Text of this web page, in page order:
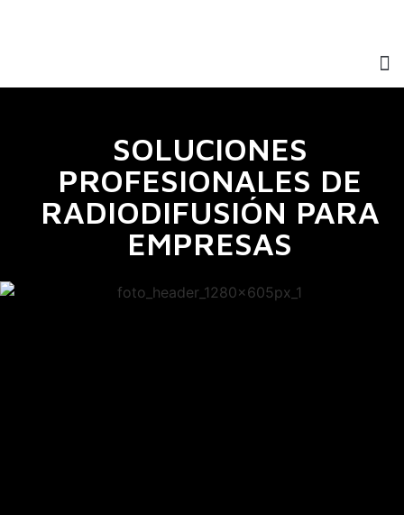
SOLUCIONES
PROFESIONALES DE
RADIODIFUSIÓN PARA
EMPRESAS